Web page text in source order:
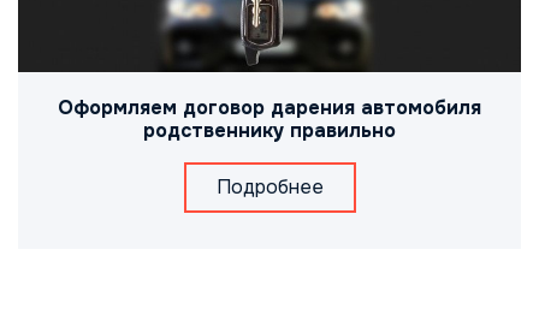
Оформляем договор дарения автомобиля
родственнику правильно
Подробнее